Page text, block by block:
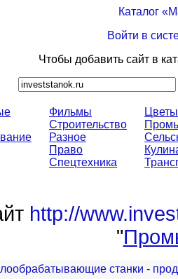
Каталог
Войти в
Чтобы добавить сайт в
Фильмы
Строительство
Разное
Право
Спецтехника
Цветы
http://
"
станки -